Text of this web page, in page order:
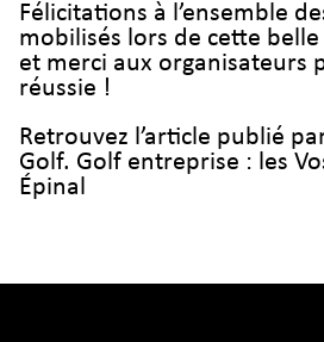
Félicitations à l’ensemble
mobilisés lors de cette
et merci aux organisateurs
réussie !
Retrouvez l’article publié
Golf. Golf entreprise : les
Épinal